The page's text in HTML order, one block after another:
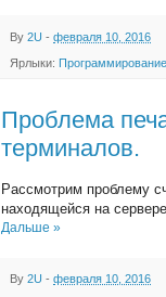
By 2U - февраля 10, 2016
Ярлыки: Программирование
Проблема
терминалов.
Рассмотрим проблему
находящейся на
Дальше »
By 2U - февраля 10, 2016